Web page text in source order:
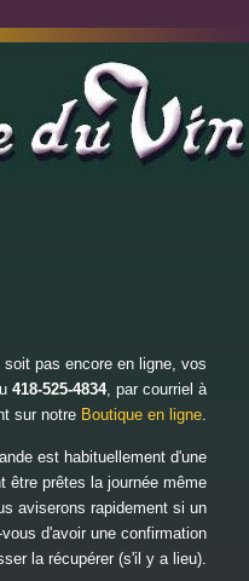
pas encore en ligne, vos
418-525-4834, par courriel à
sur notre Boutique en ligne.
est habituellement d'une
être prêtes la journée même
aviserons rapidement si un
d'avoir une confirmation
la récupérer (s'il y a lieu).